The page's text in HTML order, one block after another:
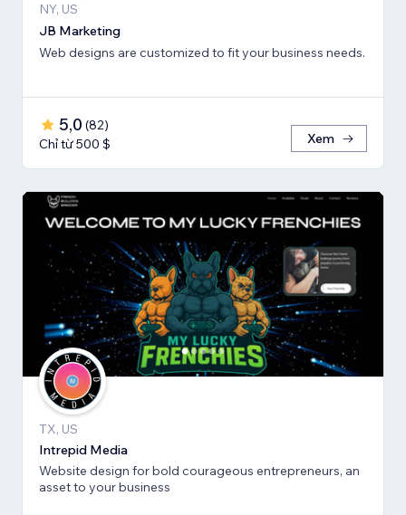
NY, US
JB Marketing
Web designs are customized to fit your business needs.
5,0 (82)
Chỉ từ 500 $
Xem
TX, US
Intrepid Media
Website design for bold courageous entrepreneurs, an
asset to your business